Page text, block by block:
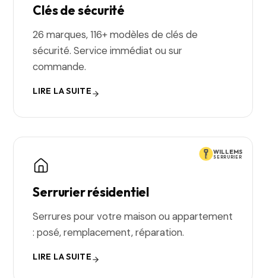
Clés de sécurité
26 marques, 116+ modèles de clés de
sécurité. Service immédiat ou sur
commande.
LIRE LA SUITE
WILLEMS
SERRURIER
Serrurier résidentiel
Serrures pour votre maison ou appartement
: posé, remplacement, réparation.
LIRE LA SUITE